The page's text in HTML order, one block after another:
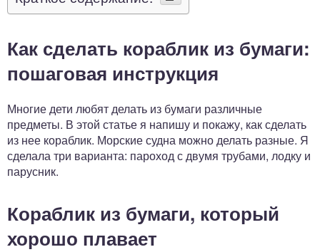
Как сделать кораблик из бумаги:
пошаговая инструкция
Многие дети любят делать из бумаги различные
предметы. В этой статье я напишу и покажу, как сделать
из нее кораблик. Морские судна можно делать разные. Я
сделала три варианта: пароход с двумя трубами, лодку и
парусник.
Кораблик из бумаги, который
хорошо плавает